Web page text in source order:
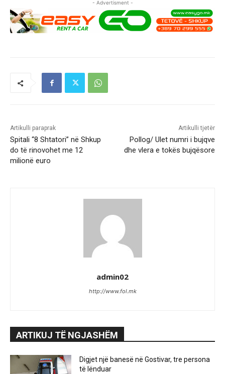
- Advertisment -
Artikulli paraprak
Spitali “8 Shtatori” në Shkup
do të rinovohet me 12
milionë euro
Artikulli tjetër
Pollog/ Ulet numri i bujqve
dhe vlera e tokës bujqësore
admin02
http://www.fol.mk
ARTIKUJ TË NGJASHËM
Digjet një banesë në Gostivar, tre persona
të lënduar